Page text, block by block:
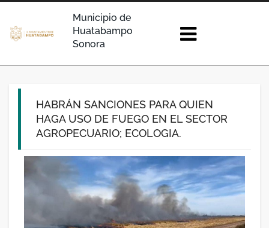
Municipio de
Huatabampo
Sonora
HABRÁN SANCIONES PARA QUIEN
HAGA USO DE FUEGO EN EL SECTOR
AGROPECUARIO; ECOLOGIA.